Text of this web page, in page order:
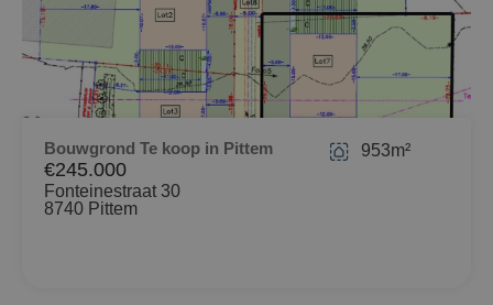
Bouwgrond Te koop in Pittem
€245.000
Fonteinestraat 30
8740 Pittem
953m²